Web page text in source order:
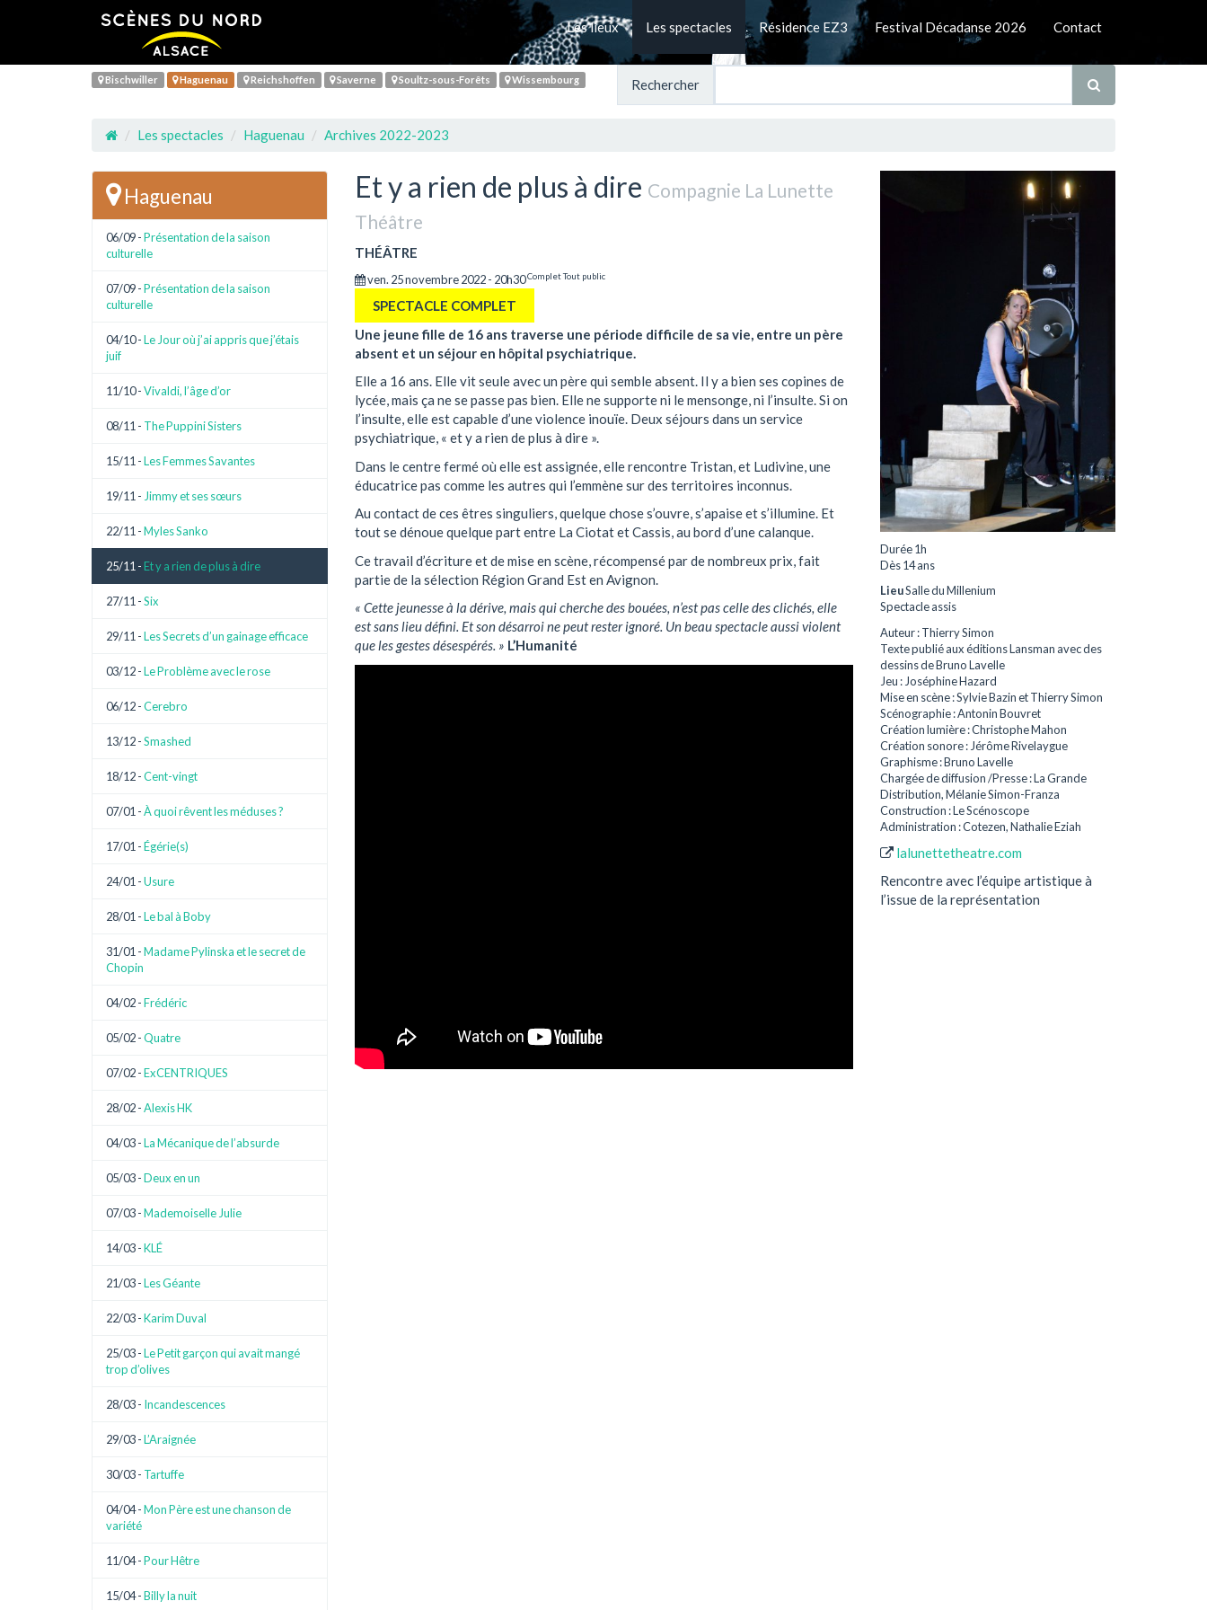
Les lieux Les spectacles Résidence EZ3 Festival Décadanse 2026 Contact
Bischwiller Haguenau Reichshoffen Saverne Soultz-sous-Forêts Wissembourg Rechercher
Les spectacles Haguenau Archives 2022-2023
Et y a rien de plus à dire Compagnie La Lunette
Théâtre
THÉÂTRE
ven. 25 novembre 2022 - 20h30CompletTout public
SPECTACLE COMPLET
Une jeune fille de 16 ans traverse une période difficile de sa vie, entre un père
absent et un séjour en hôpital psychiatrique.
Elle a 16 ans. Elle vit seule avec un père qui semble absent. Il y a bien ses copines de
lycée, mais ça ne se passe pas bien. Elle ne supporte ni le mensonge, ni l’insulte. Si on
l’insulte, elle est capable d’une violence inouïe. Deux séjours dans un service
psychiatrique, « et y a rien de plus à dire ».
Dans le centre fermé où elle est assignée, elle rencontre Tristan, et Ludivine, une
éducatrice pas comme les autres qui l’emmène sur des territoires inconnus.
Au contact de ces êtres singuliers, quelque chose s’ouvre, s’apaise et s’illumine. Et
tout se dénoue quelque part entre La Ciotat et Cassis, au bord d’une calanque.
Ce travail d’écriture et de mise en scène, récompensé par de nombreux prix, fait
partie de la sélection Région Grand Est en Avignon.
« Cette jeunesse à la dérive, mais qui cherche des bouées, n’est pas celle des clichés, elle
est sans lieu défini. Et son désarroi ne peut rester ignoré. Un beau spectacle aussi violent
que les gestes désespérés. » L’Humanité
Durée 1h
Dès 14 ans
LieuSalle du Millenium
Spectacle assis
Auteur : Thierry Simon
Texte publié aux éditions Lansman avec des
dessins de Bruno Lavelle
Jeu : Joséphine Hazard
Mise en scène : Sylvie Bazin et Thierry Simon
Scénographie : Antonin Bouvret
Création lumière : Christophe Mahon
Création sonore : Jérôme Rivelaygue
Graphisme : Bruno Lavelle
Chargée de diffusion /Presse : La Grande
Distribution, Mélanie Simon-Franza
Construction : Le Scénoscope
Administration : Cotezen, Nathalie Eziah
lalunettetheatre.com
Rencontre avec l’équipe artistique à
l’issue de la représentation
Haguenau
06/09 -Présentation de la saison
culturelle
07/09 -Présentation de la saison
culturelle
04/10 -Le Jour où j’ai appris que j’étais
juif
11/10 -Vivaldi, l’âge d’or
08/11 - The Puppini Sisters
15/11 -Les Femmes Savantes
19/11 - Jimmy et ses sœurs
22/11 -Myles Sanko
25/11 - Et y a rien de plus à dire
27/11 -Six
29/11 -Les Secrets d’un gainage efficace
03/12 -Le Problème avec le rose
06/12 -Cerebro
13/12 -Smashed
18/12 -Cent-vingt
07/01 -À quoi rêvent les méduses ?
17/01 -Égérie(s)
24/01 -Usure
28/01 -Le bal à Boby
31/01 -Madame Pylinska et le secret de
Chopin
04/02 -Frédéric
05/02 -Quatre
07/02 -ExCENTRIQUES
28/02 -Alexis HK
04/03 -La Mécanique de l’absurde
05/03 -Deux en un
07/03 -Mademoiselle Julie
14/03 -KLÉ
21/03 -Les Géante
22/03 -Karim Duval
25/03 -Le Petit garçon qui avait mangé
trop d’olives
28/03 - Incandescences
29/03 -L’Araignée
30/03 - Tartuffe
04/04 -Mon Père est une chanson de
variété
11/04 -Pour Hêtre
15/04 -Billy la nuit